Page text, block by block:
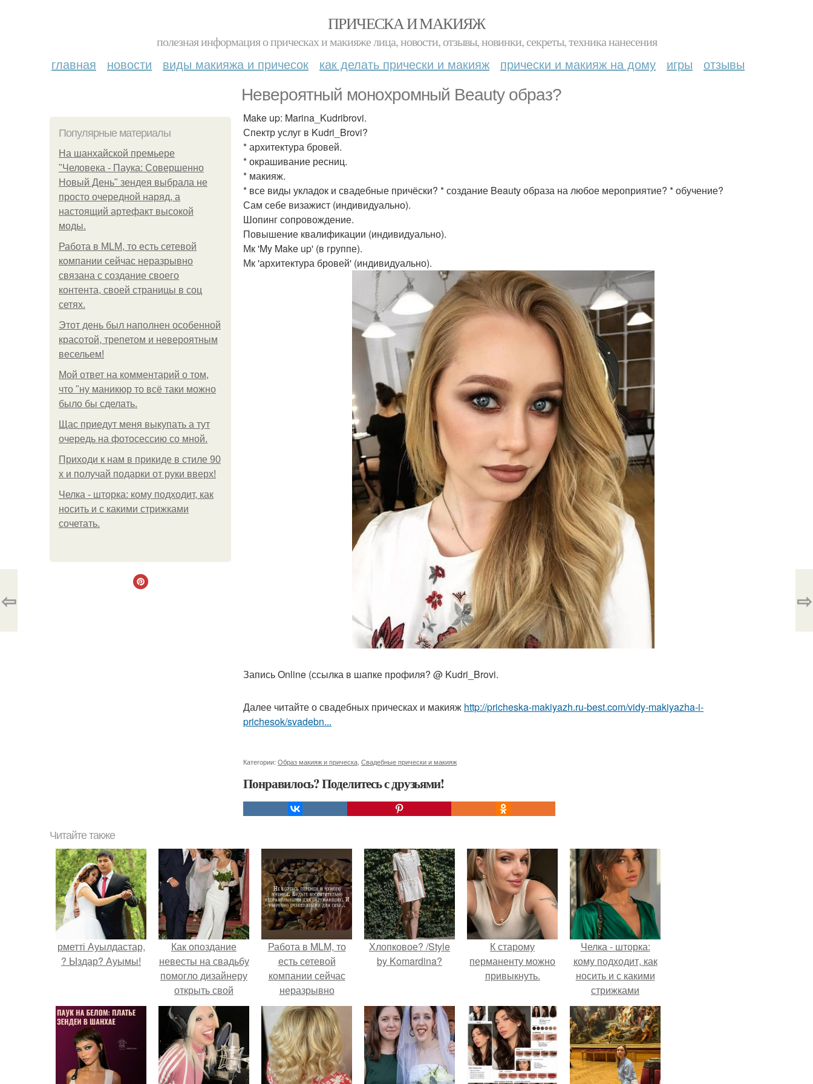
ПРИЧЕСКА И МАКИЯЖ
полезная информация о прическах и макияже лица, новости, отзывы, новинки, секреты, техника нанесения
главная новости виды макияжа и причесок как делать прически и макияж прически и макияж на дому игры отзывы
Невероятный монохромный Beauty образ?
Популярные материалы
На шанхайской премьере
"Человека - Паука: Совершенно
Новый День" зендея выбрала не
просто очередной наряд, а
настоящий артефакт высокой
моды.
Работа в MLM, то есть сетевой
компании сейчас неразрывно
связана с создание своего
контента, своей страницы в соц
сетях.
Этот день был наполнен особенной
красотой, трепетом и невероятным
весельем!
Мой ответ на комментарий о том,
что "ну маникюр то всё таки можно
было бы сделать.
Щас приедут меня выкупать а тут
очередь на фотосессию со мной.
Приходи к нам в прикиде в стиле 90
х и получай подарки от руки вверх!
Челка - шторка: кому подходит, как
носить и с какими стрижками
сочетать.
Make up: Marina_Kudribrovi.
Спектр услуг в Kudri_Brovi?
* архитектура бровей.
* окрашивание ресниц.
* макияж.
* все виды укладок и свадебные причёски? * создание Beauty образа на любое мероприятие? * обучение?
Сам себе визажист (индивидуально).
Шопинг сопровождение.
Повышение квалификации (индивидуально).
Мк 'My Make up' (в группе).
Мк 'архитектура бровей' (индивидуально).
Запись Online (ссылка в шапке профиля? @ Kudri_Brovi.
Далее читайте о свадебных прическах и макияж http://pricheska-makiyazh.ru-best.com/vidy-makiyazha-i-
prichesok/svadebn...
Категории: Образ макияж и прическа Свадебные прически и макияж
Понравилось? Поделитесь с друзьями!
⇦ ⇨
Читайте также
рметті Ауылдастар,
? Ыздар? Ауымы!
Как опоздание
невесты на свадьбу
помогло дизайнеру
открыть свой
бренд.
Работа в MLM, то
есть сетевой
компании сейчас
неразрывно
связана с создание
своего контента,
своей страницы в
соц сетях.
Хлопковое? /Style
by Komardina?
К старому
перманенту можно
привыкнуть.
Челка - шторка:
кому подходит, как
носить и с какими
стрижками
сочетать.